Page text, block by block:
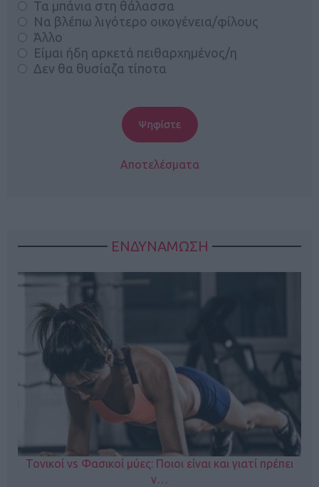
Τα μπάνια στη θάλασσα
Να βλέπω λιγότερο οικογένεια/φίλους
Άλλο
Είμαι ήδη αρκετά πειθαρχημένος/η
Δεν θα θυσίαζα τίποτα
Αποτελέσματα
ΕΝΔΥΝΑΜΩΣΗ
Τονικοί vs Φασικοί μύες: Ποιοι είναι και γιατί πρέπει
ν…